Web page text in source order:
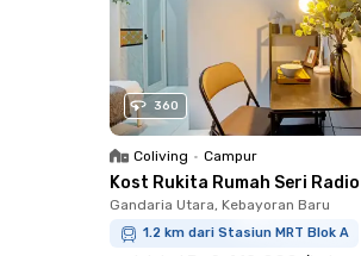
360
Coliving • Campur
Kost Rukita Rumah Seri
Gandaria Utara, Kebayoran Baru
1.2 km dari Stasiun MRT Blok A